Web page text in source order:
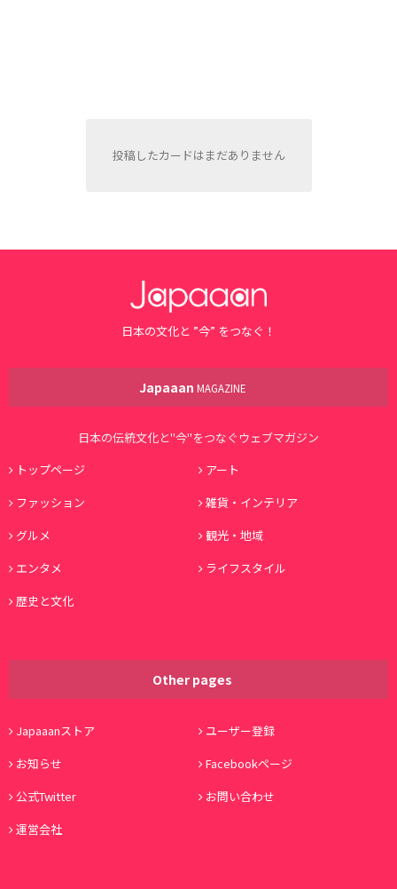
投稿したカードはまだありません
日本の文化と ”今” をつなぐ！
Japaaan MAGAZINE
日本の伝統文化と"今"をつなぐウェブマガジン
トップページ
アート
ファッション
雑貨・インテリア
グルメ
観光・地域
エンタメ
ライフスタイル
歴史と文化
Other pages
Japaaanストア
ユーザー登録
お知らせ
Facebookページ
公式Twitter
お問い合わせ
運営会社